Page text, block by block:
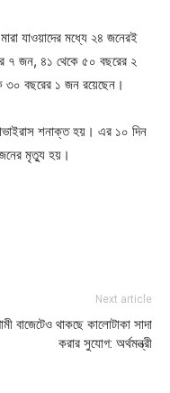
যাওয়াদের মধ্যে ২৪ জনেরই
৭ জন, ৪১ থেকে ৫০ বছরের ২
বছরের ১ জন রয়েছেন।
শনাক্ত হয়। এর ১০ দিন
মৃত্যু হয়।
Next article
বাজেটেও থাকছে কালোটাকা সাদা
করার সুযোগ: অর্থমন্ত্রী